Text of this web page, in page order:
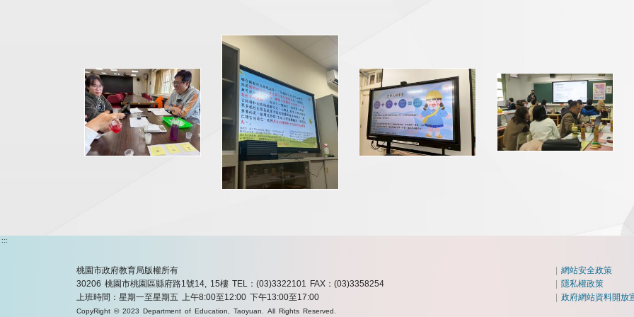
:::
桃園市政府教育局版權所有
30206 桃園市桃園區縣府路1號14, 15樓 TEL：(03)3322101 FAX：(03)3358254
上班時間：星期一至星期五 上午8:00至12:00 下午13:00至17:00
CopyRight © 2023 Department of Education, Taoyuan. All Rights Reserved.
|網站安全政策
隱私權政策
|政府網站資料開放